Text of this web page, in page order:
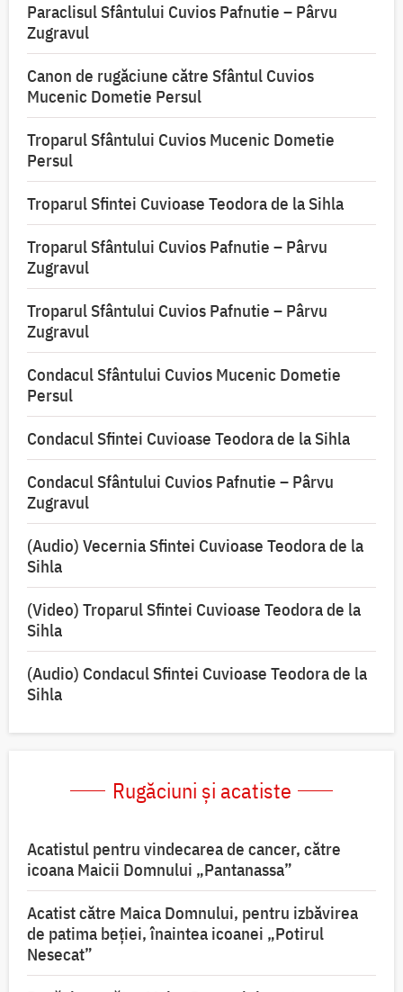
Paraclisul Sfântului Cuvios Pafnutie – Pârvu
Zugravul
Canon de rugăciune către Sfântul Cuvios
Mucenic Dometie Persul
Troparul Sfântului Cuvios Mucenic Dometie
Persul
Troparul Sfintei Cuvioase Teodora de la Sihla
Troparul Sfântului Cuvios Pafnutie – Pârvu
Zugravul
Troparul Sfântului Cuvios Pafnutie – Pârvu
Zugravul
Condacul Sfântului Cuvios Mucenic Dometie
Persul
Condacul Sfintei Cuvioase Teodora de la Sihla
Condacul Sfântului Cuvios Pafnutie – Pârvu
Zugravul
(Audio) Vecernia Sfintei Cuvioase Teodora de la
Sihla
(Video) Troparul Sfintei Cuvioase Teodora de la
Sihla
(Audio) Condacul Sfintei Cuvioase Teodora de la
Sihla
Rugăciuni și acatiste
Acatistul pentru vindecarea de cancer, către
icoana Maicii Domnului „Pantanassa”
Acatist către Maica Domnului, pentru izbăvirea
de patima beției, înaintea icoanei „Potirul
Nesecat”